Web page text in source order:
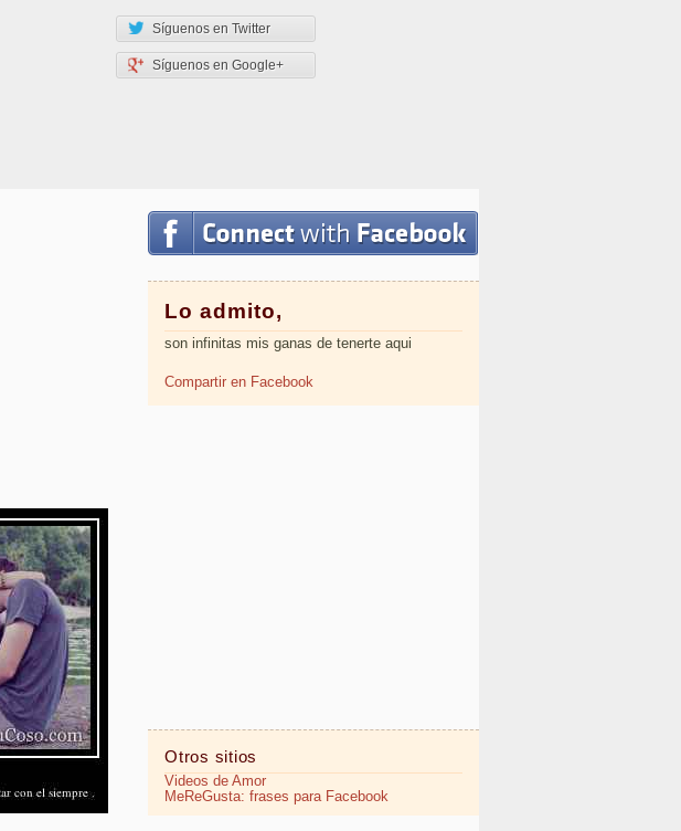
Lo admito,
son infinitas mis ganas de tenerte aqui
Compartir en Facebook
Otros sitios
Videos de Amor
MeReGusta: frases para Facebook
Síguenos en Twitter
Síguenos en Google+